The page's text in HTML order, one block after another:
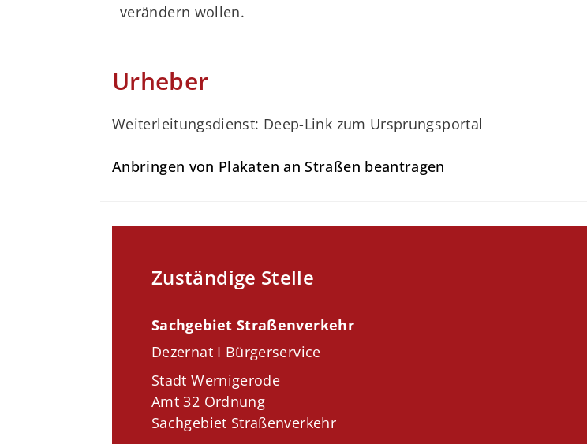
verändern wollen.
Urheber
Weiterleitungsdienst: Deep-Link zum Ursprungsportal
Anbringen von Plakaten an Straßen beantragen
Zuständige Stelle
Sachgebiet Straßenverkehr
Dezernat I Bürgerservice
Stadt Wernigerode
Amt 32 Ordnung
Sachgebiet Straßenverkehr